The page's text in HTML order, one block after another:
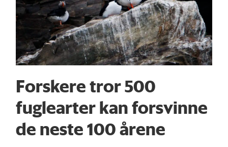
Forskere tror 500
fuglearter kan forsvinne
de neste 100 årene